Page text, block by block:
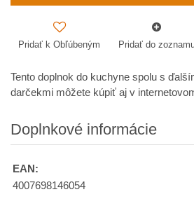
Pridať k Obľúbeným Pridať do
Tento doplnok do kuchyne spolu s
darčekmi môžete kúpiť aj v
Doplnkové informácie
EAN:
4007698146054